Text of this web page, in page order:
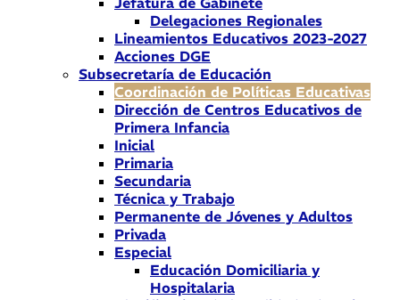
Delegaciones Regionales
Lineamientos Educativos 2023-2027
Acciones DGE
Subsecretaría de Educación
Coordinación de Políticas Educativas
Dirección de Centros Educativos de
Primera Infancia
Inicial
Primaria
Secundaria
Técnica y Trabajo
Permanente de Jóvenes y Adultos
Privada
Especial
Educación Domiciliaria y
Hospitalaria